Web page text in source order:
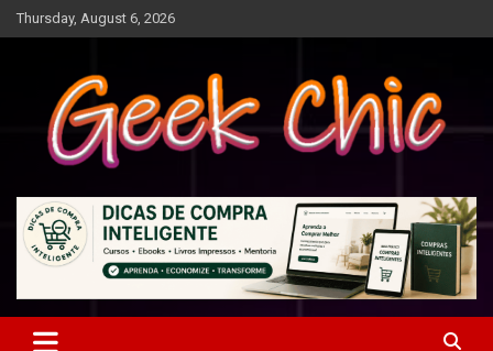
Skip
to
Thursday, August 6, 2026
Geek Chic